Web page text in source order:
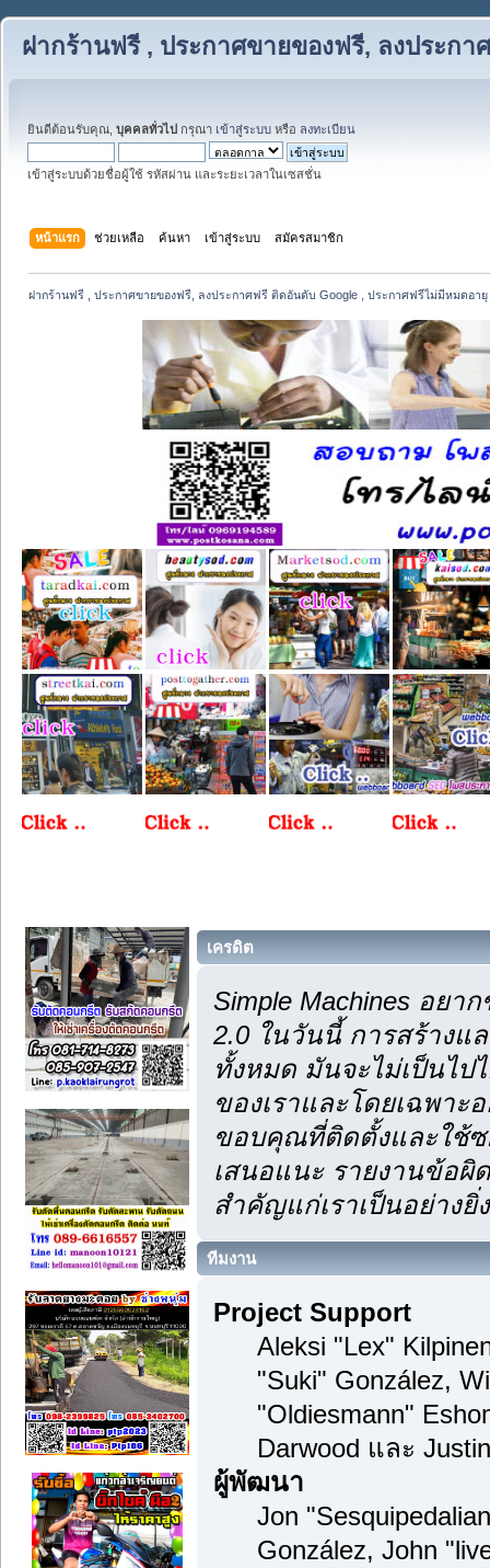
ฝากร้านฟรี , ประกาศขายของฟรี, ลงประก
ยินดีต้อนรับคุณ, บุคคลทั่วไป กรุณา เข้าสู่ระบบ หรือ ลงทะเบียน
เข้าสู่ระบบด้วยชื่อผู้ใช้ รหัสผ่าน และระยะเวลาในเซสชั่น
หน้าแรก ช่วยเหลือ ค้นหา เข้าสู่ระบบ สมัครสมาชิก
ฝากร้านฟรี , ประกาศขายของฟรี, ลงประกาศฟรี ติดอันดับ Google , ประกาศฟรีไม่มีหมดอายุ
เครดิต
Simple Machines อย
2.0 ในวันนี้ การสร้างแ
ทั้งหมด มันจะไม่เป็นไป
ของเราและโดยเฉพาะ
ขอบคุณที่ติดตั้งและใช้ซ
เสนอแนะ รายงานข้อผิ
สำคัญแก่เราเป็นอย่างยิ่ง
ทีมงาน
Project Support
Aleksi "Lex"
"Suki" González,
"Oldiesmann"
Darwood และ
ผู้พัฒนา
Jon
González, John